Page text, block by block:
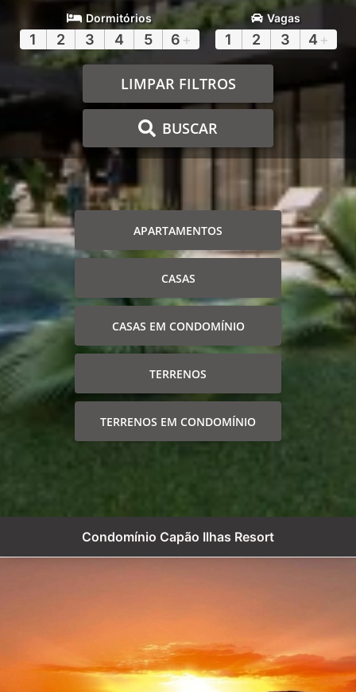
Dormitórios
1 2 3 4 5 6 +
Vagas
1 2 3 4 +
LIMPAR FILTROS
BUSCAR
APARTAMENTOS
CASAS
CASAS EM CONDOMÍNIO
TERRENOS
TERRENOS EM CONDOMÍNIO
Condomínio Capão Ilhas Resort